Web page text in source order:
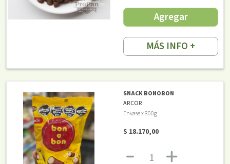
Agregar
MÁS INFO +
SNACK BONOBON
ARCOR
Envase x 800g
$ 18.170,00